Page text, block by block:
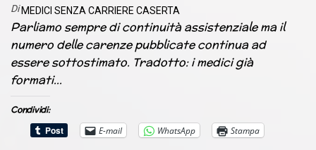
Di MEDICI SENZA CARRIERE CASERTA
Parliamo sempre di continuità assistenziale ma il
numero delle carenze pubblicate continua ad
essere sottostimato. Tradotto: i medici già
formati…
Condividi:
E-mail
WhatsApp Stampa